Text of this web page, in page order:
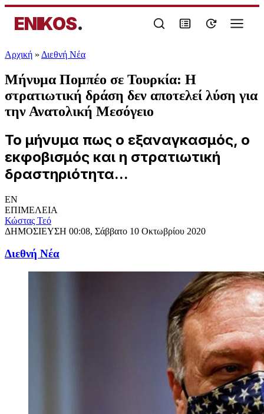
ENIKOS.
Αρχική » Διεθνή Νέα
Μήνυμα Πομπέο σε Τουρκία: Η
στρατιωτική δράση δεν αποτελεί λύση για
την Ανατολική Μεσόγειο
Το μήνυμα πως ο εξαναγκασμός, ο
εκφοβισμός και η στρατιωτική
δραστηριότητα...
EN
ΕΠΙΜΕΛΕΙΑ
Κώστας Τεό
ΔΗΜΟΣΙΕΥΣΗ 00:08, Σάββατο 10 Οκτωβρίου 2020
Διεθνή Νέα